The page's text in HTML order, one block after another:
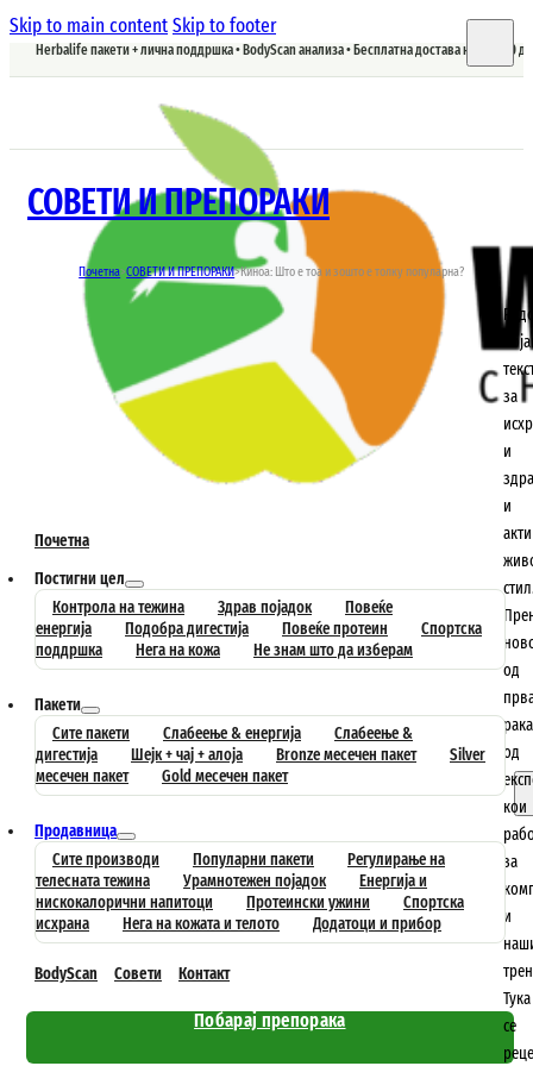
Skip to main contentSkip to footer
Herbalife пакети + лична поддршка • BodyScan анализа • Бесплатна достава над 5.900
Почетна
Постигни цел
Контрола на тежина
Здрав појадок
Повеќе
енергија
Подобра дигестија Повеќе протеин
Спортска
поддршка
Нега на кожа Не знам што да изберам
Пакети
Сите пакети
Слабеење & енергија
Слабеење &
дигестија
Шејк + чај + алоја Bronze месечен пакет
Silver
месечен пакет
Gold месечен пакет
Продавница
Сите производи
Популарни пакети
Регулирање на
телесната тежина
Урамнотежен појадок
Енергија и
нискокалорични напитоци
Протеински ужини
Спортска
исхрана
Нега на кожата и телото Додатоци и прибор
BodyScan Совети Контакт
Побарај препорака
СОВЕТИ И ПРЕПОРАКИ
Почетна>СОВЕТИ И ПРЕПОРАКИ>Киноа: Што е тоа и зошто е толку популарна?
за
и
и
од
рака
од
кои
за
и
Тука
се